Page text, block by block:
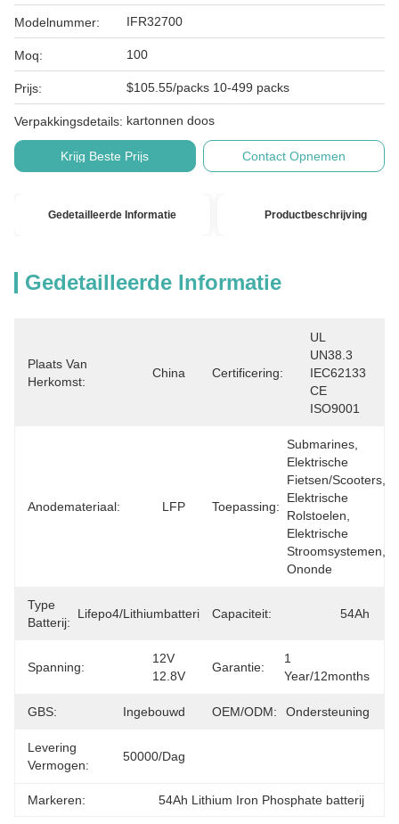
Modelnummer: IFR32700
Moq: 100
Prijs: $105.55/packs 10-499 packs
Verpakkingsdetails: kartonnen doos
Krijg Beste Prijs Contact Opnemen
Gedetailleerde Informatie Productbeschrijving
Gedetailleerde Informatie
Plaats Van
Herkomst:
China Certificering:
UL
UN38.3
IEC62133
CE
ISO9001
Anodemateriaal: LFP Toepassing:
Submarines,
Elektrische
Fietsen/scooters,
Elektrische
Rolstoelen,
Elektrische
Stroomsystemen,
Ononde
Type
Batterij:
Lifepo4/lithiumbatterij Capaciteit: 54Ah
Spanning:
12V
12.8V
Garantie:
1
Year/12months
GBS: Ingebouwd OEM/ODM: Ondersteuning
Levering
Vermogen:
50000/dag
Markeren: 54Ah Lithium Iron Phosphate batterij